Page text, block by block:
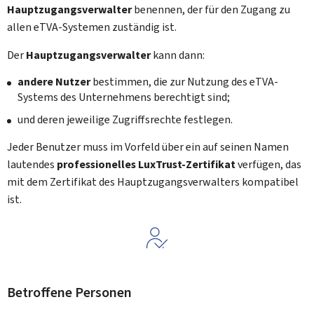
Hauptzugangsverwalterbenennen, der für den Zugang zu
allen eTVA-Systemen zuständig ist.
DerHauptzugangsverwalterkann dann:
andere Nutzerbestimmen, die zur Nutzung des eTVA-
Systems des Unternehmens berechtigt sind;
und deren jeweilige Zugriffsrechte festlegen.
Jeder Benutzer muss im Vorfeld über ein auf seinen Namen
lautendes professionelles LuxTrust-Zertifikatverfügen, das
mit dem Zertifikat des Hauptzugangsverwalters kompatibel
ist.
Betroffene Personen